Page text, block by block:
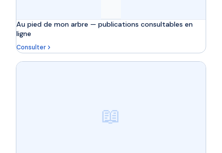
Au pied de mon arbre — publications consultables en
ligne
Consulter
📖